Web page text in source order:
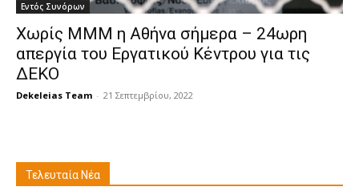
Εντός Συνόρων
Χωρίς ΜΜΜ η Αθήνα σήμερα – 24ωρη
απεργία του Εργατικού Κέντρου για τις
ΔΕΚΟ
Dekeleias Team - 21 Σεπτεμβρίου, 2022
Τελευταία Νέα